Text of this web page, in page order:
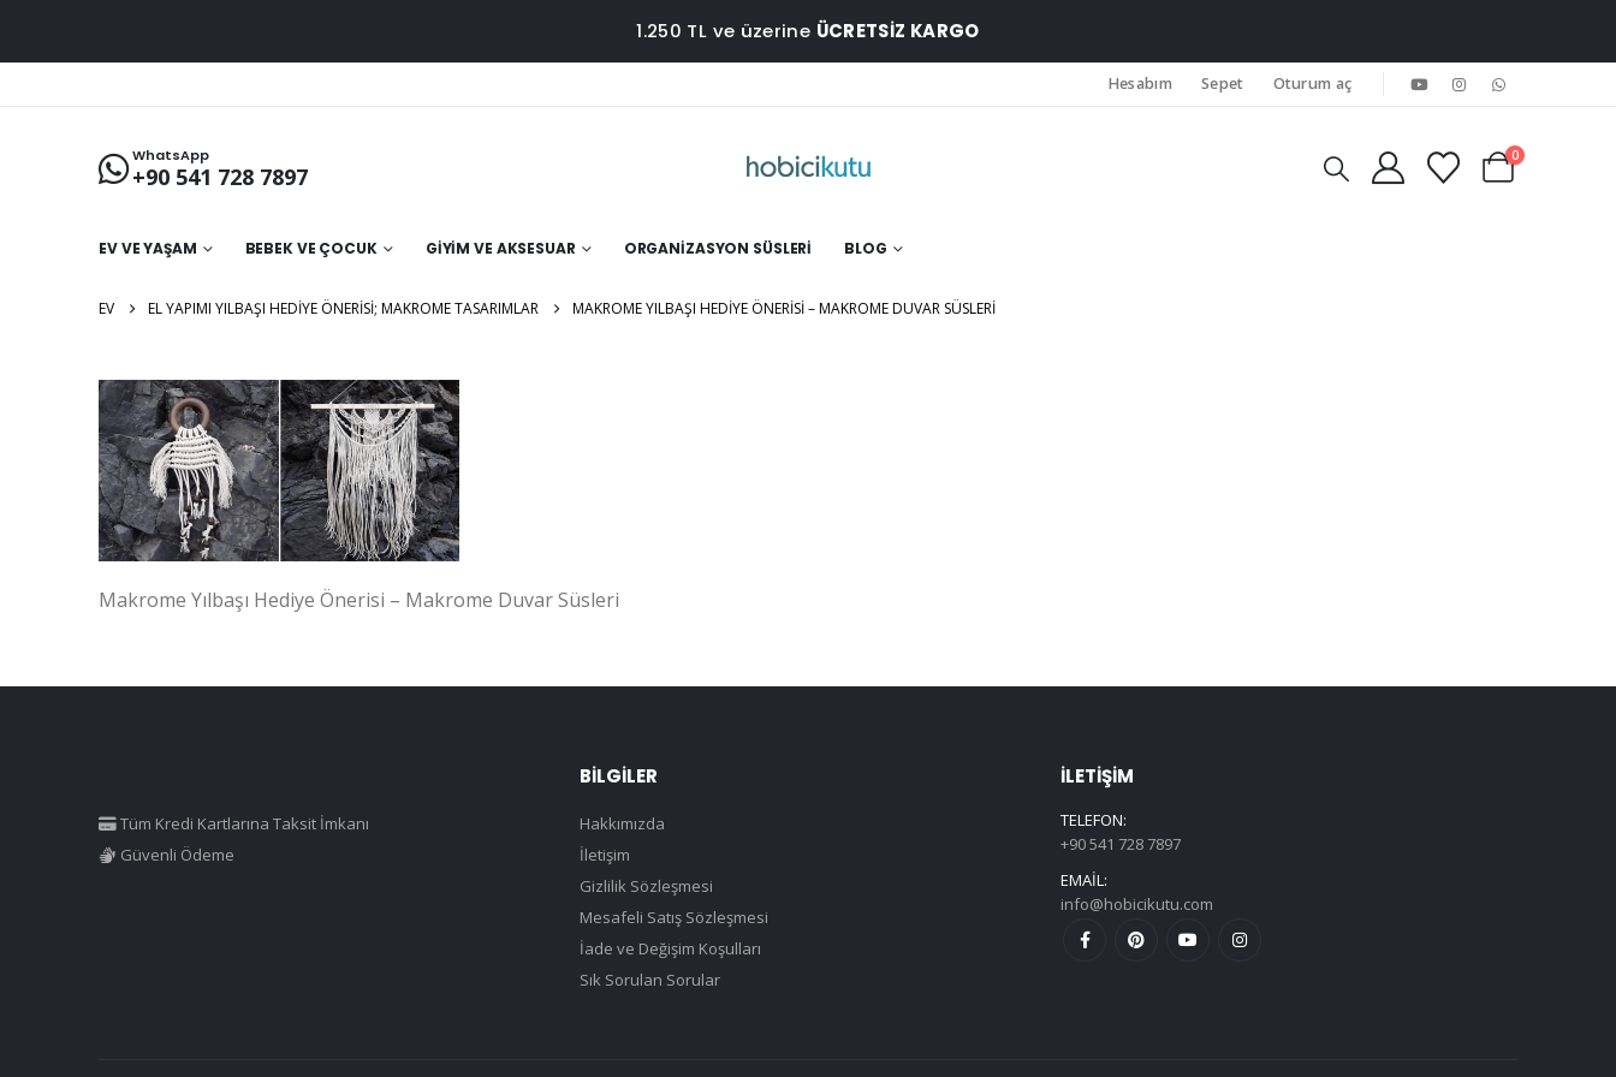
1.250 TL ve üzerine ÜCRETSİZ KARGO
Hesabım Sepet Oturum aç
WhatsApp
+90 541 728 7897
0
EV VE YAŞAM BEBEK VE ÇOCUK GIYIM VE AKSESUAR ORGANIZASYON SÜSLERI BLOG
EV EL YAPIMI YILBAŞI HEDIYE ÖNERISI; MAKROME TASARIMLAR MAKROME YILBAŞI HEDIYE ÖNERISI – MAKROME DUVAR SÜSLERI
Makrome Yılbaşı Hediye Önerisi – Makrome Duvar Süsleri
Tüm Kredi Kartlarına Taksit İmkanı
Güvenli Ödeme
BILGILER
Hakkımızda
İletişim
Gizlilik Sözleşmesi
Mesafeli Satış Sözleşmesi
İade ve Değişim Koşulları
Sık Sorulan Sorular
İLETIŞIM
TELEFON:
+90 541 728 7897
EMAIL:
info@hobicikutu.com